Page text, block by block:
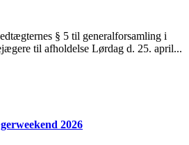
§ 5 til generalforsamling i
til afholdelse Lørdag d. 25. april...
2026